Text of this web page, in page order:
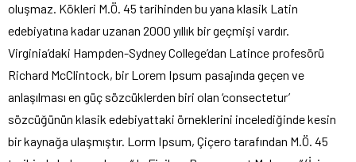
oluşmaz. Kökleri M.Ö. 45 tarihinden bu yana klasik Latin
edebiyatına kadar uzanan 2000 yıllık bir geçmişi vardır.
Virginia’daki Hampden-Sydney College’dan Latince profesörü
Richard McClintock, bir Lorem Ipsum pasajında geçen ve
anlaşılması en güç sözcüklerden biri olan ‘consectetur’
sözcüğünün klasik edebiyattaki örneklerini incelediğinde kesin
bir kaynağa ulaşmıştır. Lorm Ipsum, Çiçero tarafından M.Ö. 45